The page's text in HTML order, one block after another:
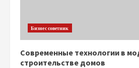
Бизнес советник
Современные технологии в
строительстве домов